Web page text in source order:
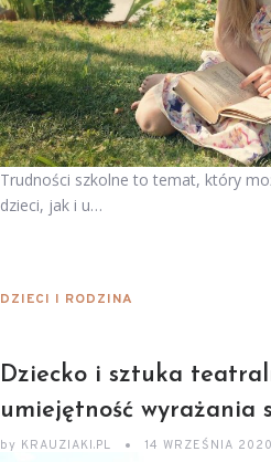
Trudności szkolne to temat, który
dzieci, jak i u…
DZIECI I RODZINA
Dziecko i sztuka
umiejętność wyrażania
by KRAUZIAKI.PL 14 WRZEŚNIA 2020